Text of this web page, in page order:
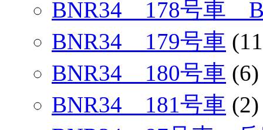
BNR34 178号車
BNR34 179号車
BNR34 180号車 (6)
BNR34 181号車 (2)